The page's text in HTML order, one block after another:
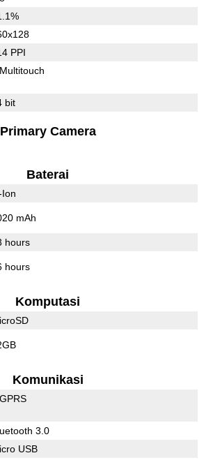
PPI
Multitouch
bit
Primary Camera
Baterai
Ion
mAh
hours
hours
Komputasi
Komunikasi
GPRS
3.0
USB